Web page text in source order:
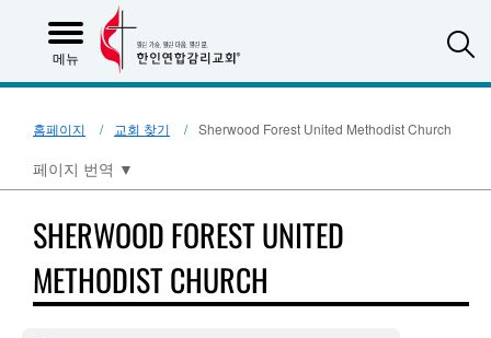
메뉴
홈페이지 교회 찾기 Sherwood Forest United Methodist Church
페이지 번역 ▼
SHERWOOD FOREST UNITED
METHODIST CHURCH